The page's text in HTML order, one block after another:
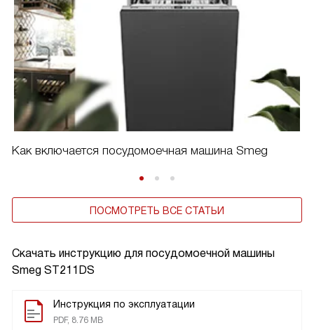
Скачать инструкцию для посудомоечной машины
Smeg ST211DS
Инструкция по эксплуатации
PDF, 8.76 MB
Как включается посудомоечная машина Smeg
ПОСМОТРЕТЬ ВСЕ СТАТЬИ